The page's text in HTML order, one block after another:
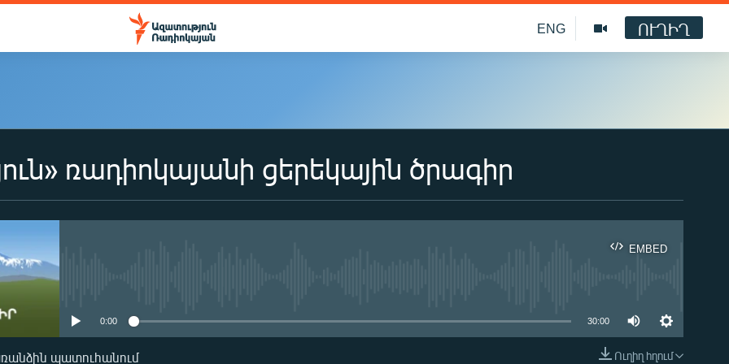
ENG ՈՒՂԻՂ
ռադիոկայանի ցերեկային ծրագիր
EMBED
0:00 30:00
Ուղիղ հղում
պատուհանում